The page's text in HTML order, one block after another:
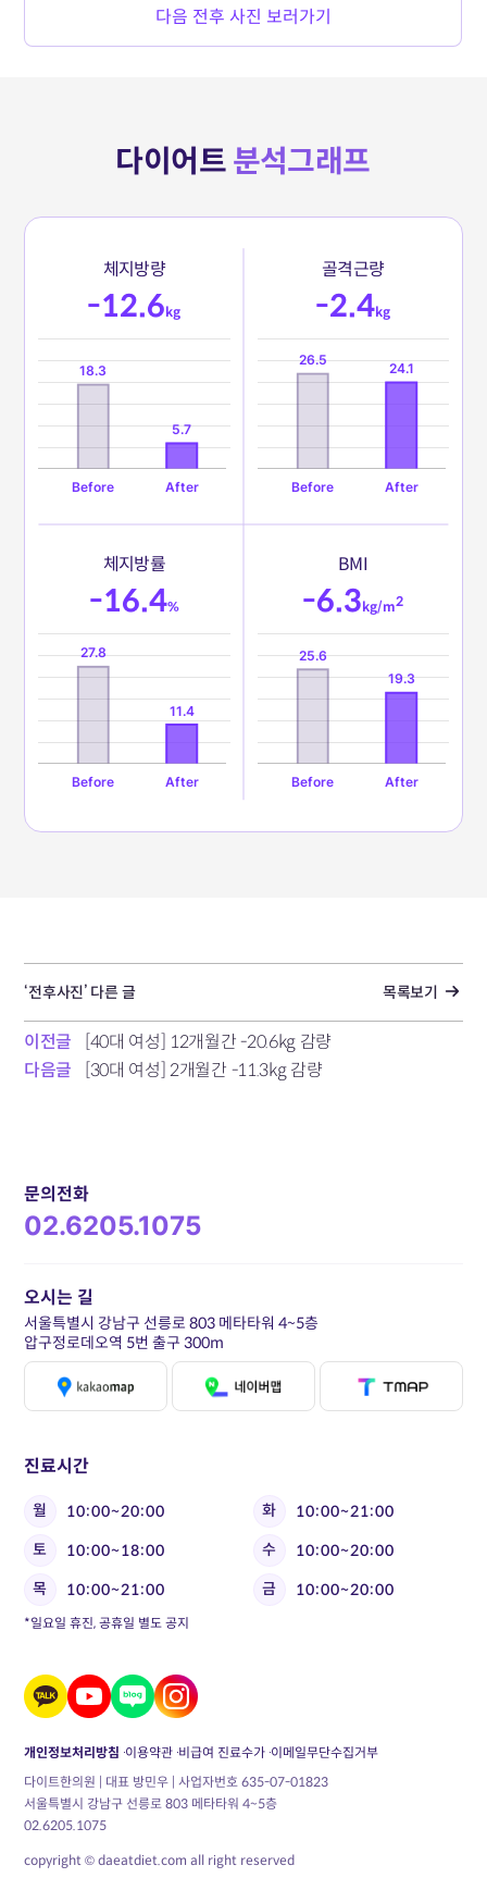
다음 전후 사진 보러가기
다이어트 분석그래프
체지방량
-12.6kg
골격근량
-2.4kg
체지방률
-16.4%
BMI
-6.3kg/m2
‘전후사진’ 다른 글 목록보기
이전글
[40대 여성] 12개월간 -20.6kg 감량
다음글
[30대 여성] 2개월간 -11.3kg 감량
문의전화
02.6205.1075
진료시간
월 10:00~20:00 화
10:00~21:00
토
10:00~18:00 수
10:00~20:00
목
10:00~21:00 금 10:00~20:00
*일요일 휴진, 공휴일 별도 공지
오시는 길
서울특별시 강남구 선릉로 803 메타타워 4~5층
압구정로데오역 5번 출구 300m
개인정보처리방침 이용약관 비급여 진료수가 이메일무단수집거부
다이트한의원 | 대표 방민우 | 사업자번호 635-07-01823
서울특별시 강남구 선릉로 803 메타타워 4~5층
02.6205.1075
copyright © daeatdiet.com all right reserved